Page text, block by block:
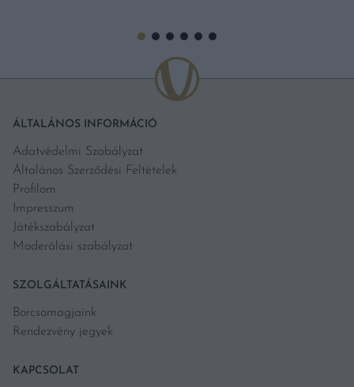
ÁLTALÁNOS INFORMÁCIÓ
Adatvédelmi Szabályzat
Általános Szerződési Feltételek
Profilom
Impresszum
Játékszabályzat
Moderálási szabályzat
SZOLGÁLTATÁSAINK
Borcsomagjaink
Rendezvény jegyek
KAPCSOLAT